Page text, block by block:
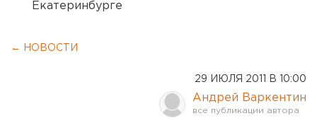
Екатеринбурге
← НОВОСТИ
29 ИЮЛЯ 2011 В 10:00
Андрей Варкентин